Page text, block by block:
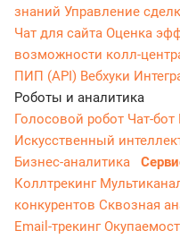
знаний Управление
Чат для сайта Оценка
возможности колл-
ПИП (API) Вебхуки
Роботы и аналитика
Голосовой робот Чат-бот
Искусственный
Бизнес-аналитика
Коллтрекинг
конкурентов Сквозная
Email-трекинг